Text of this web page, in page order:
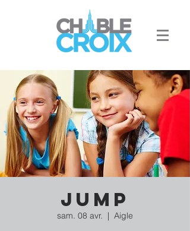
JUMP
sam. 08 avr.
  |
Aigle